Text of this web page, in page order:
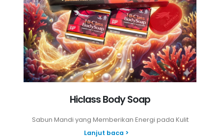
Hiclass Body Soap
Sabun Mandi yang Memberikan Energi pada Kulit